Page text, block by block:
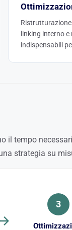
linking interno
indispensabili
il tempo
strategia su
3